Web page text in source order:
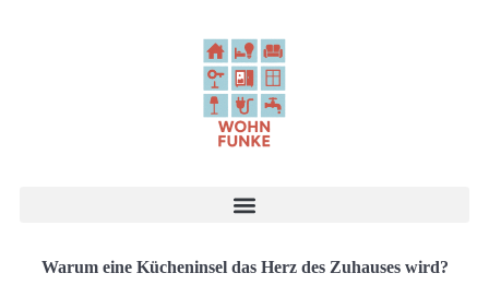
Warum eine Kücheninsel das Herz des Zuhauses wird?